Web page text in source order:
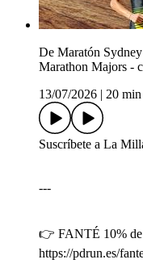
De Maratón
Marathon Majors -
13/07/2026
20 min
Suscríbete a La
---
👉 FANTÉ 10% de
https://pdrun.es/